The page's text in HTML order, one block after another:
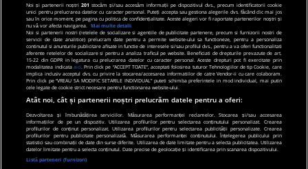
© 2019 PRO TV S.R.L |Politica de Cookie|Politica
de confidentialitate
Noi și partenerii noștri201 stocăm și/sau accesăm informații pe dispozitivul dvs., precum identificatorii cookie
unici pentru prelucrarea datelor cu caracter personal. Puteți accepta sau gestiona alegerile dvs. făcând clic mai jos
sau în orice moment, pe pagina cu politica de confidențialitate. Aceste alegeri vor fi raportate partenerilor noștri și
nu vă vor afecta navigarea.
Mai multe detalii
Noi si partenerii nostri (retelele de socializare si agentiile de publicitate partenere, precum si furnizorii nostri de
servicii de date analitice) prelucram date pentru a permite website-ului sa functioneze, pentru a personaliza
continutul si anunturile publicitare afisate in functie de interesele si/sau profilul dvs., pentru a va oferi functionalitati
aferente retelelor de socializare si pentru a analiza traficul pe website. Beneficiati de drepturile prevazute de art.
15-22 din GDPR in legatura cu prelucrarea datelor cu caracter personal. Aceste drepturi pot fi exercitate prin
modalitatea indicata aici. Prin click pe “ACCEPT TOATE”, acceptati folosirea tuturor Tehnologiilor de tip Cookie, care
implica inclusiv acceptul dvs. cu privire la stocarea/accesarea informatiilor de catre Vendor-ii cu care colaboram.
Prin click pe “VREAU SA MODIFIC SETARILE INDIVIDUAL” puteti schimba preferintele in mod individual, mai putin
cele legate de cookie strict necesare pentru functionarea website-ului.
Atât noi, cât și partenerii noștri prelucrăm datele pentru a oferi:
Dezvoltarea și îmbunătățirea serviciilor. Măsurarea performanței reclamelor. Stocarea și/sau accesarea
informațiilor de pe un dispozitiv. Utilizarea profilurilor pentru selectarea conținutului personalizat. Crearea
profilurilor de conținut personalizat. Utilizarea profilurilor pentru selectarea publicității personalizate. Crearea
profilurilor pentru publicitate personalizată. Măsurarea performanței conținutului. Înțelegerea publicului prin
statistici sau combinații de date din surse diferite. Utilizarea de date limitate pentru a selecta publicitatea. Utilizarea
datelor limitate pentru a selecta conținutul. Date precise de geolocație și identificarea prin scanarea dispozitivului.
Listă parteneri (furnizori)